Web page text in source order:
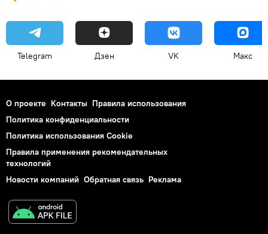
Telegram Дзен VK Макс
О проекте Контакты Правила использования
Политика конфиденциальности
Политика использования Cookie
Правила применения рекомендательных
технологий
Новости компаний Обратная связь Реклама